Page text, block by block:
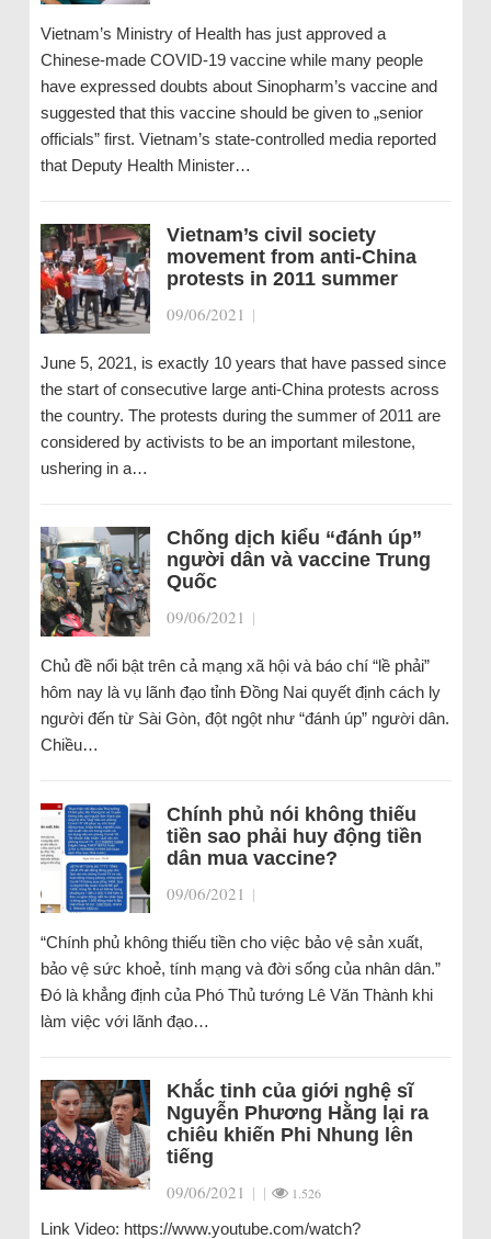
Vietnam’s Ministry of Health has just approved a
Chinese-made COVID-19 vaccine while many people
have expressed doubts about Sinopharm’s vaccine and
suggested that this vaccine should be given to „senior
officials” first. Vietnam’s state-controlled media reported
that Deputy Health Minister…
Vietnam’s civil society
movement from anti-China
protests in 2011 summer
09/06/2021 |
June 5, 2021, is exactly 10 years that have passed since
the start of consecutive large anti-China protests across
the country. The protests during the summer of 2011 are
considered by activists to be an important milestone,
ushering in a…
Chống dịch kiểu “đánh úp”
người dân và vaccine Trung
Quốc
09/06/2021 |
Chủ đề nổi bật trên cả mạng xã hội và báo chí “lề phải”
hôm nay là vụ lãnh đạo tỉnh Đồng Nai quyết định cách ly
người đến từ Sài Gòn, đột ngột như “đánh úp” người dân.
Chiều…
Chính phủ nói không thiếu
tiền sao phải huy động tiền
dân mua vaccine?
09/06/2021 |
“Chính phủ không thiếu tiền cho việc bảo vệ sản xuất,
bảo vệ sức khoẻ, tính mạng và đời sống của nhân dân.”
Đó là khẳng định của Phó Thủ tướng Lê Văn Thành khi
làm việc với lãnh đạo…
Khắc tinh của giới nghệ sĩ
Nguyễn Phương Hằng lại ra
chiêu khiến Phi Nhung lên
tiếng
09/06/2021 | | 1.526
Link Video: https://www.youtube.com/watch?